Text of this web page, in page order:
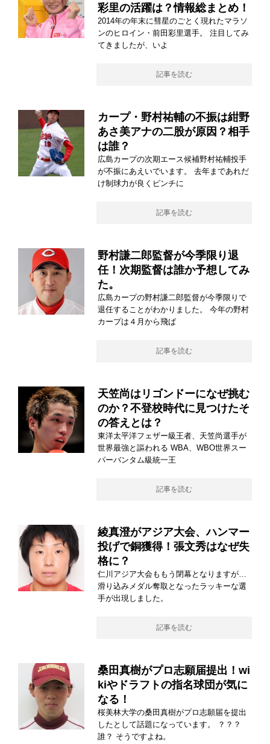
彩里の活躍は？情報総まとめ！
2014年の年末に彗星のごとく現れたマラソ
ンのヒロイン・前田彩里選手。 注目してみ
てきましたが、いよ
記事を読む
カープ・野村祐輔の不振は紺野
あさ美アナの二股が原因？相手
は誰？
広島カープの次期エース候補野村祐輔投手
が不振にあえいでいます。 去年まであれだ
け制球力が良くピンチに
記事を読む
野村謙二郎監督が今季限り退
任！次期監督は誰か予想してみ
た。
広島カープの野村謙二郎監督が今季限りで
退任することがわかりました。 今年の野村
カープは４月から飛ば
記事を読む
天笠尚はリゴンドーになぜ挑む
のか？不登校時代に見つけたそ
の答えとは？
東洋太平洋フェザー級王者、天笠尚選手が
世界最強と謳われる WBA、WBO世界スー
パーバンタム級統一王
記事を読む
綾真澄がアジア大会、ハンマー
投げで銅獲得！張文秀はなぜ失
格に？
仁川アジア大会ももう閉幕となりますが…
滑り込みメダル奪取となったラッキーな選
手が出現しました。
記事を読む
桑田真樹がプロ志願届提出！wi
kiやドラフトの指名球団が気に
なる！
桜美林大学の桑田真樹がプロ志願届を提出
したとして話題になっています。 ？？？
誰？ そうですよね。